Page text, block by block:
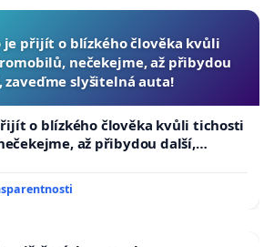
je přijít o blízkého člověka kvůli
nečekejme, až přibydou
zaveďme slyšitelná auta!
o blízkého člověka kvůli tichosti
až přibydou další,
auta!